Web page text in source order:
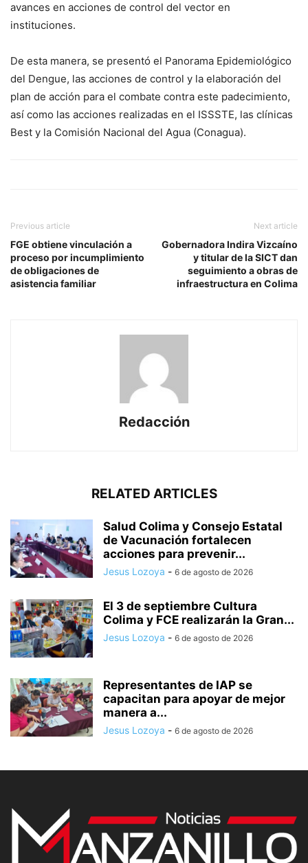
avances en acciones de control del vector en
instituciones.
De esta manera, se presentó el Panorama Epidemiológico
del Dengue, las acciones de control y la elaboración del
plan de acción para el combate contra este padecimiento,
así como las acciones realizadas en el ISSSTE, las clínicas
Best y la Comisión Nacional del Agua (Conagua).
Previous article
FGE obtiene vinculación a
proceso por incumplimiento
de obligaciones de
asistencia familiar
Next article
Gobernadora Indira Vizcaíno
y titular de la SICT dan
seguimiento a obras de
infraestructura en Colima
Redacción
RELATED ARTICLES
Salud Colima y Consejo Estatal
de Vacunación fortalecen
acciones para prevenir...
Jesus Lozoya - 6 de agosto de 2026
El 3 de septiembre Cultura
Colima y FCE realizarán la Gran...
Jesus Lozoya - 6 de agosto de 2026
Representantes de IAP se
capacitan para apoyar de mejor
manera a...
Jesus Lozoya - 6 de agosto de 2026